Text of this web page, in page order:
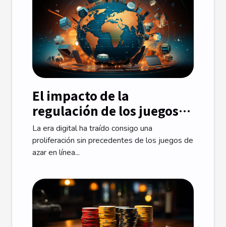
El impacto de la
regulación de los juegos
de azar en línea en el
mercado internacional
La era digital ha traído consigo una
proliferación sin precedentes de los juegos de
azar en línea...